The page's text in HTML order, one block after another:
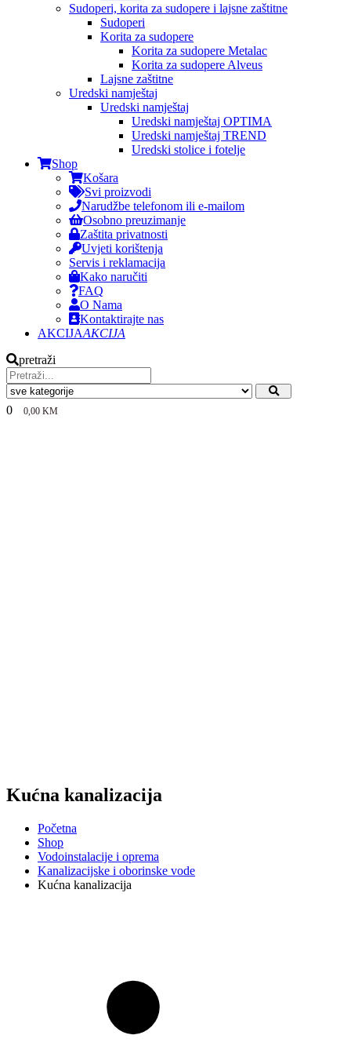
Sudoperi, korita za sudopere i lajsne zaštitne
Sudoperi
Korita za sudopere
Korita za sudopere Metalac
Korita za sudopere Alveus
Lajsne zaštitne
Uredski namještaj
Uredski namještaj
Uredski namještaj OPTIMA
Uredski namještaj TREND
Uredski stolice i fotelje
Shop
Košara
Svi proizvodi
Narudžbe telefonom ili e-mailom
Osobno preuzimanje
Zaštita privatnosti
Uvjeti korištenja
Servis i reklamacija
Kako naručiti
FAQ
O Nama
Kontaktirajte nas
AKCIJAAKCIJA
pretraži
0 0,00 KM
Kućna kanalizacija
Početna
Shop
Vodoinstalacije i oprema
Kanalizacijske i oborinske vode
Kućna kanalizacija